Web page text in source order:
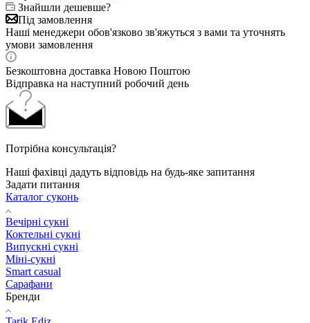
Знайшли дешевше?
Під замовлення
Наші менеджери обов'язково зв'яжуться з вами та уточнять
умови замовлення
Безкоштовна доставка Новою Поштою
Відправка на наступний робочий день
Потрібна консультація?
Наші фахівці дадуть відповідь на будь-яке запитання
Задати питання
Каталог суконь
Вечірні сукні
Коктельні сукні
Випускні сукні
Міні-сукні
Smart casual
Сарафани
Бренди